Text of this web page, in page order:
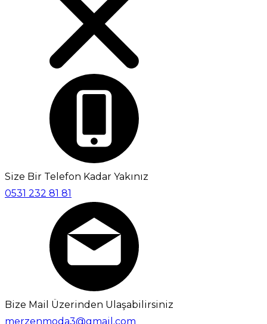
Size Bir Telefon Kadar Yakınız
0531 232 81 81
Bize Mail Üzerinden Ulaşabilirsiniz
merzenmoda3@gmail.com